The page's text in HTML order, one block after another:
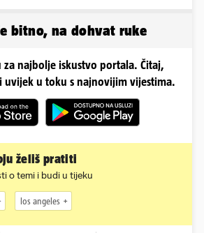
bitno, na dohvat ruke
za najbolje iskustvo portala. Čitaj,
uvijek u toku s najnovijim vijestima.
želiš pratiti
o temi i budi u tijeku
los angeles